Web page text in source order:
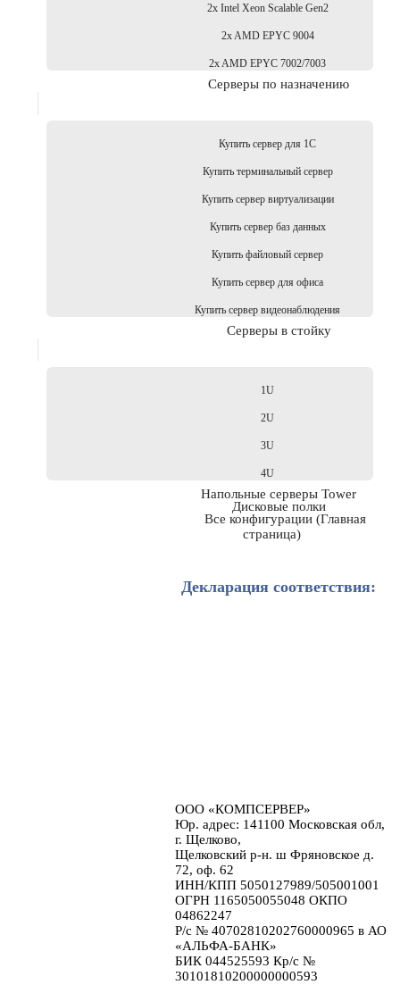
2x Intel Xeon Scalable Gen2
2x AMD EPYC 9004
2x AMD EPYC 7002/7003
Серверы по назначению
Купить сервер для 1С
Купить терминальный сервер
Купить сервер виртуализации
Купить сервер баз данных
Купить файловый сервер
Купить сервер для офиса
Купить сервер видеонаблюдения
Серверы в стойку
1U
2U
3U
4U
Напольные серверы Tower
Дисковые полки
Все конфигурации (Главная
страница)
Декларация соответствия:
ООО «КОМПСЕРВЕР»
Юр. адрес: 141100 Московская обл,
г. Щелково,
Щелковский р-н. ш Фряновское д.
72, оф. 62
ИНН/КПП 5050127989/505001001
ОГРН 1165050055048 ОКПО
04862247
Р/с № 40702810202760000965 в АО
«АЛЬФА-БАНК»
БИК 044525593 Кр/с №
30101810200000000593